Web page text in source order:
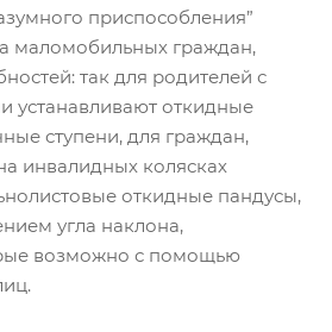
приспособления”
маломобильных граждан,
так для родителей с
устанавливают откидные
ступени, для граждан,
инвалидных колясках
откидные пандусы,
угла наклона,
возможно с помощью